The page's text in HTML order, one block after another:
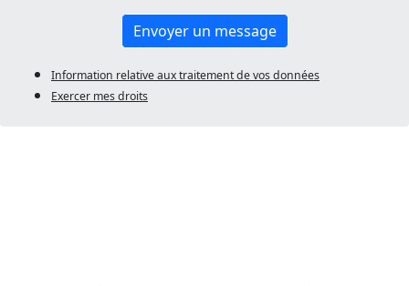
Envoyer un message
Information relative aux traitement de vos données
Exercer mes droits